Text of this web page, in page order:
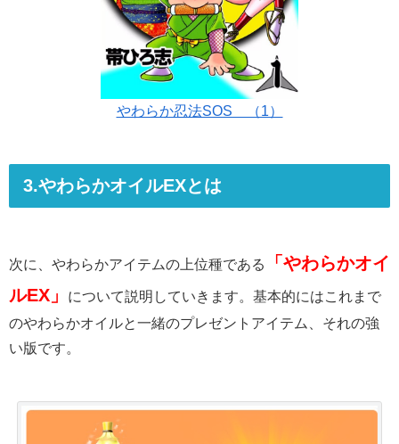
やわらか忍法SOS （1）
3.やわらかオイルEXとは
次に、やわらかアイテムの上位種である
「やわらかオイ
ルEX」
について説明していきます。基本的にはこれまで
のやわらかオイルと一緒のプレゼントアイテム、それの強
い版です。